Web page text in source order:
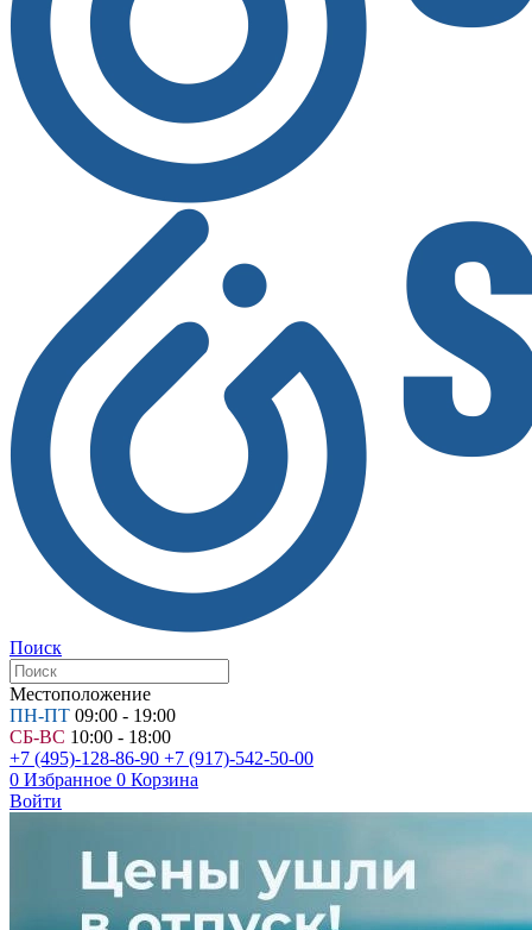
Поиск
Местоположение
ПН-ПТ 09:00 - 19:00
СБ-ВС 10:00 - 18:00
+7 (495)-128-86-90 +7 (917)-542-50-00
0 Избранное 0 Корзина
Войти